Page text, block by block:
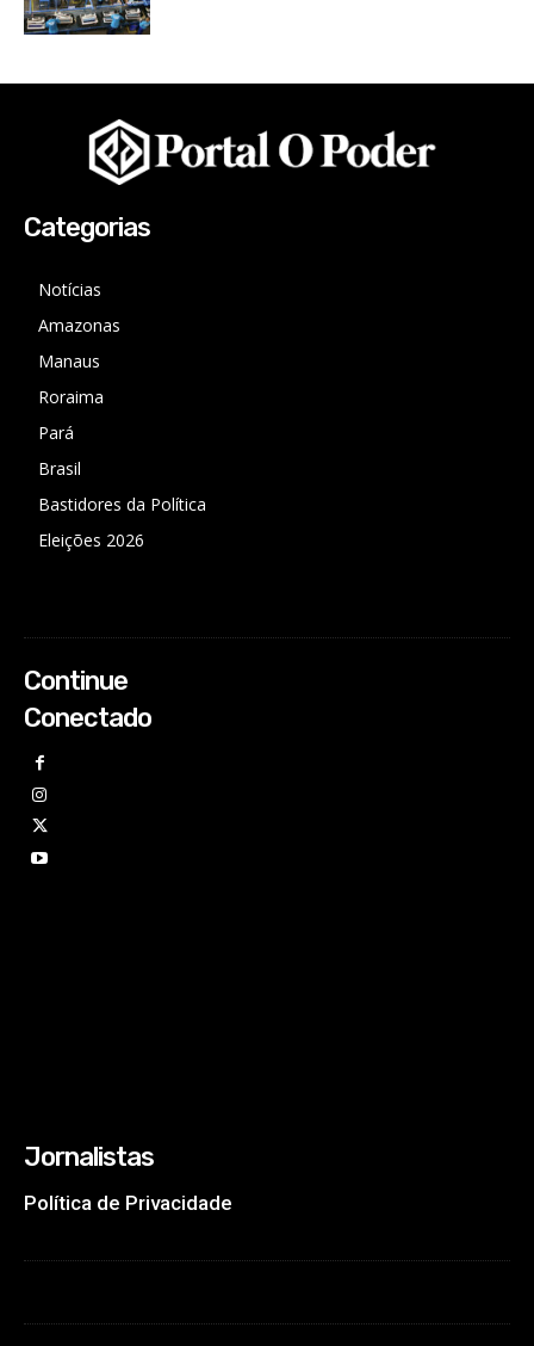
Categorias
Notícias
Amazonas
Manaus
Roraima
Pará
Brasil
Bastidores da Política
Eleições 2026
Continue
Conectado
Jornalistas
Política de Privacidade